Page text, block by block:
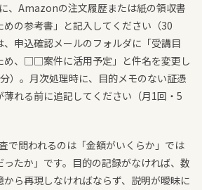
、Amazonの注文履歴または紙の領収書
めの参考書」と記入してください（30
申込確認メールのフォルダに「受講目
、□□案件に活用予定」と件名を変更し
）。月次処理時に、目的メモのない証憑
れる前に追記してください（月1回・5
で問われるのは「金額がいくらか」では
たか」です。目的の記録がなければ、数
ら再現しなければならず、説明が曖昧に